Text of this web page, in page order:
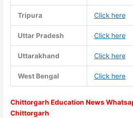
Tripura Click here
Uttar Pradesh Click here
Uttarakhand Click here
West Bengal Click here
Chittorgarh Education News
Chittorgarh